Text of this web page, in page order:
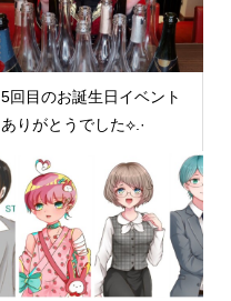
5回目のお誕生日イベント
ありがとうでした⟡.·